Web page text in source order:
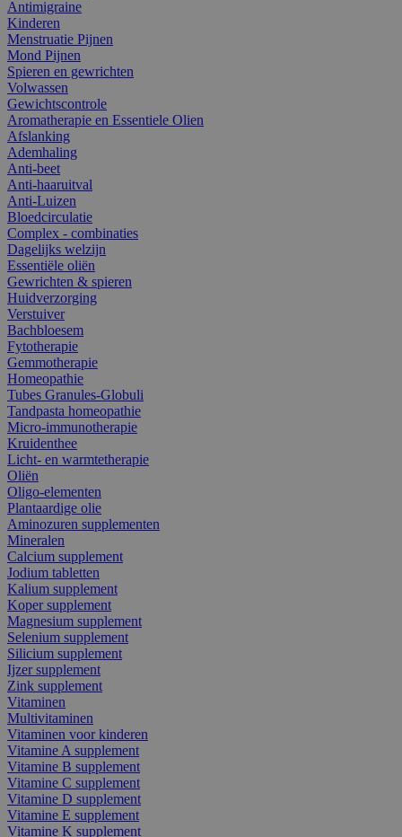
Antimigraine
Kinderen
Menstruatie Pijnen
Mond Pijnen
Spieren en gewrichten
Volwassen
Gewichtscontrole
Aromatherapie en Essentiele Olien
Afslanking
Ademhaling
Anti-beet
Anti-haaruitval
Anti-Luizen
Bloedcirculatie
Complex - combinaties
Dagelijks welzijn
Essentiële oliën
Gewrichten & spieren
Huidverzorging
Verstuiver
Bachbloesem
Fytotherapie
Gemmotherapie
Homeopathie
Tubes Granules-Globuli
Tandpasta homeopathie
Micro-immunotherapie
Kruidenthee
Licht- en warmtetherapie
Oliën
Oligo-elementen
Plantaardige olie
Aminozuren supplementen
Mineralen
Calcium supplement
Jodium tabletten
Kalium supplement
Koper supplement
Magnesium supplement
Selenium supplement
Silicium supplement
Ijzer supplement
Zink supplement
Vitaminen
Multivitaminen
Vitaminen voor kinderen
Vitamine A supplement
Vitamine B supplement
Vitamine C supplement
Vitamine D supplement
Vitamine E supplement
Vitamine K supplement